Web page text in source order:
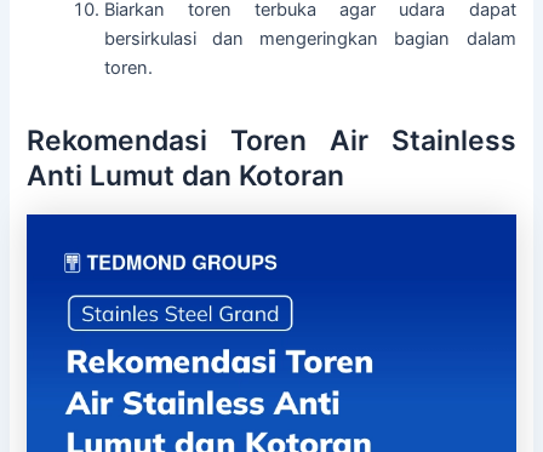
Biarkan toren terbuka agar udara dapat
bersirkulasi dan mengeringkan bagian dalam
toren.
Rekomendasi Toren Air Stainless
Anti Lumut dan Kotoran